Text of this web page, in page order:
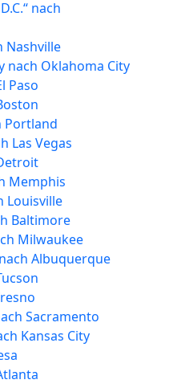
nach
Nashville
nach Oklahoma City
Paso
Portland
Las Vegas
Memphis
Louisville
Baltimore
Milwaukee
Albuquerque
Sacramento
Kansas City